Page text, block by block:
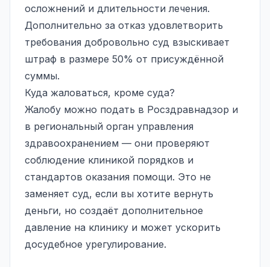
осложнений и длительности лечения.
Дополнительно за отказ удовлетворить
требования добровольно суд взыскивает
штраф в размере 50% от присуждённой
суммы.
Куда жаловаться, кроме суда?
Жалобу можно подать в Росздравнадзор и
в региональный орган управления
здравоохранением — они проверяют
соблюдение клиникой порядков и
стандартов оказания помощи. Это не
заменяет суд, если вы хотите вернуть
деньги, но создаёт дополнительное
давление на клинику и может ускорить
досудебное урегулирование.